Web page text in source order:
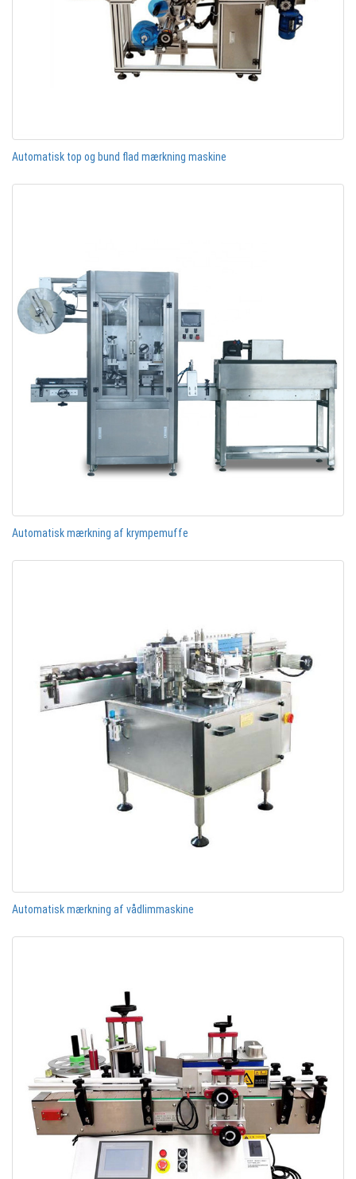
Automatisk top og bund flad mærkning maskine
Automatisk mærkning af krympemuffe
Automatisk mærkning af vådlimmaskine